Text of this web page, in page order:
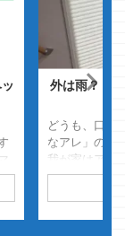
外は雨？・
どうも、口癖
なアレ」のク
我が家はアイ
なり小さい方